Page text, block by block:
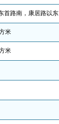
首路南，康居路以东
米
米